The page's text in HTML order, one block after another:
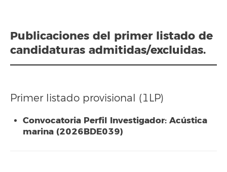
Publicaciones del primer listado de
candidaturas admitidas/excluidas.
Primer listado provisional (1LP)
Convocatoria Perfil Investigador: Acústica
marina (2026BDE039)